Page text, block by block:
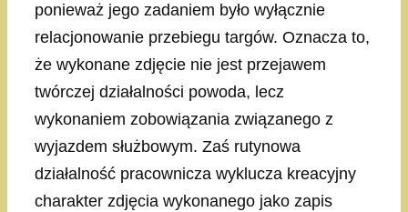
ponieważ jego zadaniem było wyłącznie
relacjonowanie przebiegu targów. Oznacza to,
że wykonane zdjęcie nie jest przejawem
twórczej działalności powoda, lecz
wykonaniem zobowiązania związanego z
wyjazdem służbowym. Zaś rutynowa
działalność pracownicza wyklucza kreacyjny
charakter zdjęcia wykonanego jako zapis